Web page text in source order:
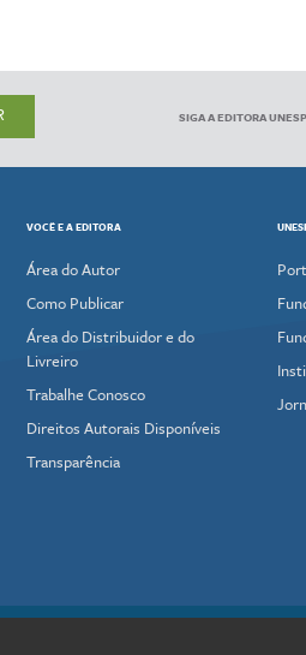
SIGA A EDITORA UNESP
VOCÊ E A EDITORA
Área do Autor
Como Publicar
Área do Distribuidor e do
Livreiro
Trabalhe Conosco
Direitos Autorais Disponíveis
Transparência